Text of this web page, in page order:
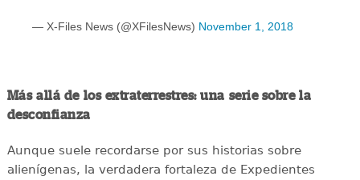
— X-Files News (@XFilesNews) November 1, 2018
Más allá de los extraterrestres: una serie sobre la
desconfianza
Aunque suele recordarse por sus historias sobre
alienígenas, la verdadera fortaleza de Expedientes